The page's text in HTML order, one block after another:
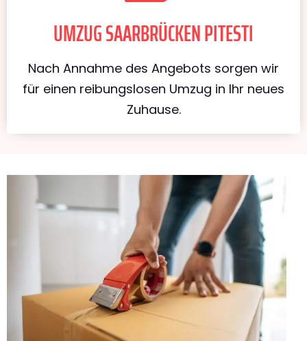
UMZUG SAARBRÜCKEN PITESTI
Nach Annahme des Angebots sorgen wir
für einen reibungslosen Umzug in Ihr neues
Zuhause.